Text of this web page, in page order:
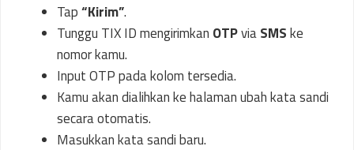
Tap“Kirim”.
Tunggu TIX ID mengirimkan OTPviaSMSke
nomor kamu.
Input OTP pada kolom tersedia.
Kamu akan dialihkan ke halaman ubah kata sandi
secara otomatis.
Masukkan kata sandi baru.